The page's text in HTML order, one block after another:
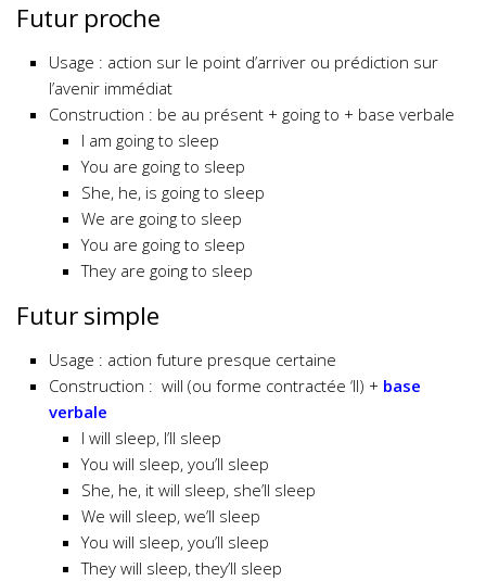
Futur proche
Usage : action sur le point d’arriver ou prédiction sur
l’avenir immédiat
Construction : be au présent + going to + base verbale
I am going to sleep
You are going to sleep
She, he, is going to sleep
We are going to sleep
You are going to sleep
They are going to sleep
Futur simple
Usage : action future presque certaine
Construction : will (ou forme contractée ‘ll) + base
verbale
I will sleep, I’ll sleep
You will sleep, you’ll sleep
She, he, it will sleep, she’ll sleep
We will sleep, we’ll sleep
You will sleep, you’ll sleep
They will sleep, they’ll sleep